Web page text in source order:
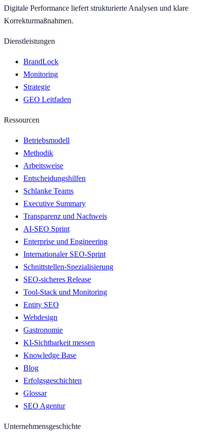
Digitale Performance liefert strukturierte Analysen und klare
Korrekturmaßnahmen.
Dienstleistungen
BrandLock
Monitoring
Strategie
GEO Leitfaden
Ressourcen
Betriebsmodell
Methodik
Arbeitsweise
Entscheidungshilfen
Schlanke Teams
Executive Summary
Transparenz und Nachweis
AI-SEO Sprint
Enterprise und Engineering
Internationaler SEO-Sprint
Schnittstellen-Spezialisierung
SEO-sicheres Release
Tool-Stack und Monitoring
Entity SEO
Webdesign
Gastronomie
KI-Sichtbarkeit messen
Knowledge Base
Blog
Erfolgsgeschichten
Glossar
SEO Agentur
Unternehmensgeschichte